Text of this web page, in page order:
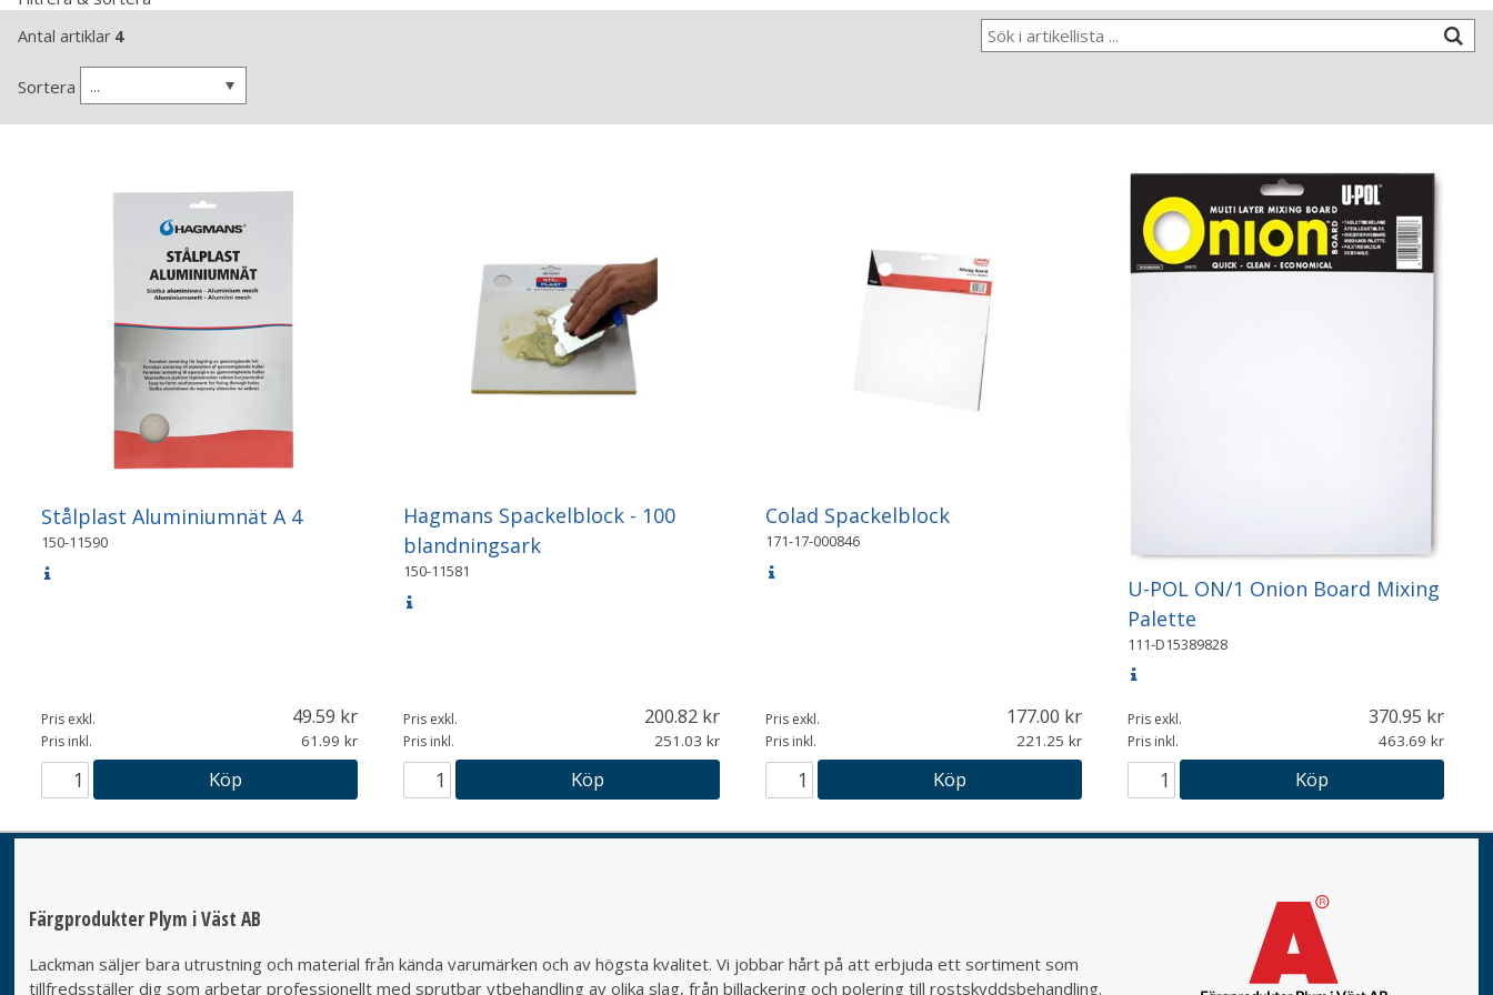
Antal artiklar 4
Sortera ...
Stålplast Aluminiumnät A 4
150-11590
Pris exkl. 49.59
Pris inkl. 61.99
Köp
Hagmans Spackelblock - 100
blandningsark
150-11581
Pris exkl. 200.82
Pris inkl. 251.03
Köp
Colad Spackelblock
171-17-000846
Pris exkl. 177.00
Pris inkl. 221.25
Köp
U-POL ON/1 Onion Board Mixing
Palette
111-D15389828
Pris exkl. 370.95
Pris inkl. 463.69
Köp
Färgprodukter Plym i Väst AB
Lackman säljer bara utrustning och material från kända varumärken och av högsta kvalitet. Vi jobbar hårt på att erbjuda ett sortiment som
tillfredsställer dig som arbetar professionellt med sprutbar ytbehandling av olika slag, från billackering och polering till rostskyddsbehandling.